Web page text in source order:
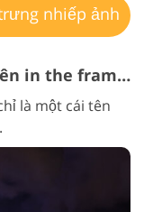
nhiếp ảnh
Mẫu logo miễn phí PSD # 18 "Tên in the frame"
là một cái tên